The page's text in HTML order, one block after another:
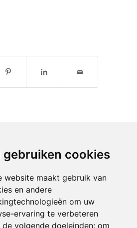
gebruiken cookies
website maakt gebruik van
en andere
om uw
ervaring te verbeteren
volgende doeleinden: om